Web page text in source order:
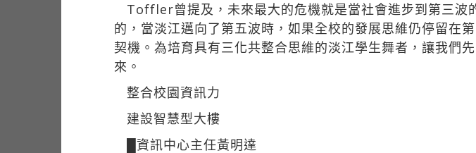
Toffler曾提及，未來最大的危機就是當社會進步到第三波
的，當淡江邁向了第五波時，如果全校的發展思維仍停留在
契機。為培育具有三化共整合思維的淡江學生舞者，讓我們
來。
整合校園資訊力
建設智慧型大樓
█資訊中心主任黃明達